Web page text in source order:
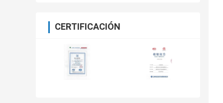
CERTIFICACIÓN